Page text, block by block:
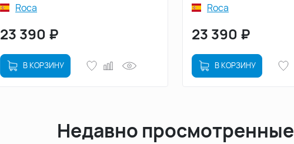
Roca
23 390 ₽
В КОРЗИНУ
Roca
23 390 ₽
В КОРЗИНУ
Недавно просмотренные